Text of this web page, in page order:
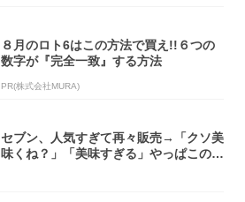
８月のロト6はこの方法で買え!!６つの
数字が『完全一致』する方法
PR(株式会社MURA)
セブン、人気すぎて再々販売→「クソ美
味くね？」「美味すぎる」やっぱこのク